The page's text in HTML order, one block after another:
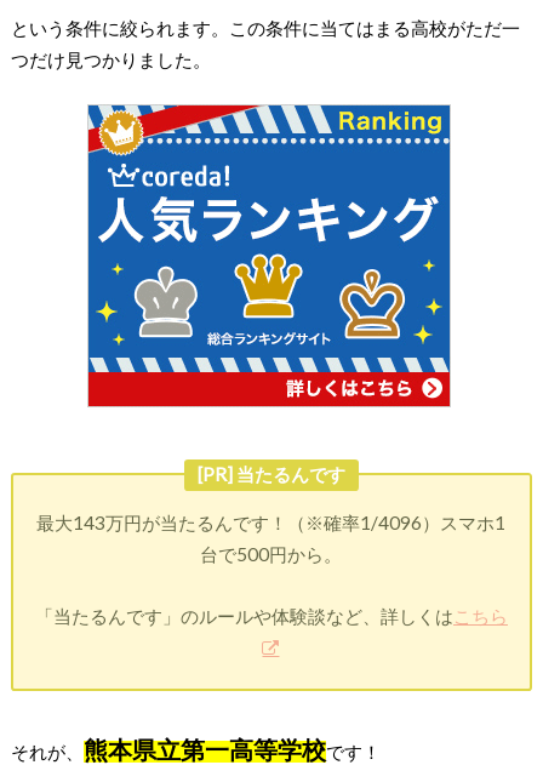
という条件に絞られます。この条件に当てはまる高校がただ一
つだけ見つかりました。
[PR] 当たるんです
最大143万円が当たるんです！（※確率1/4096）スマホ1
台で500円から。
「当たるんです」のルールや体験談など、詳しくは こちら
それが、 熊本県立第一高等学校です！